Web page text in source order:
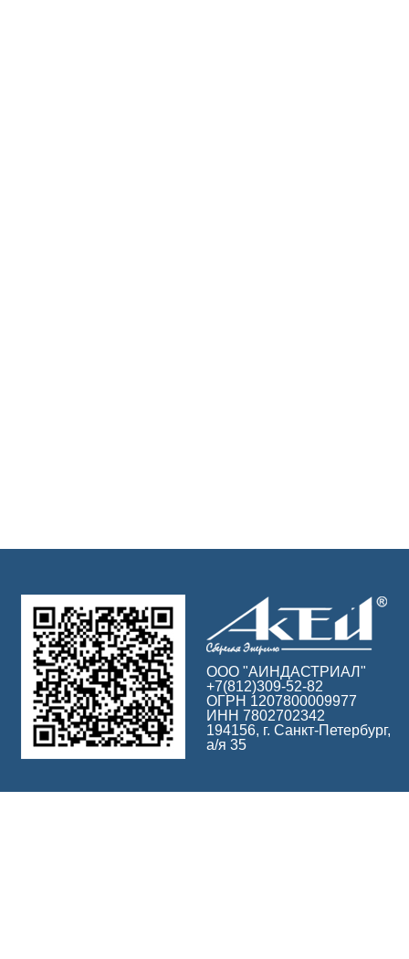
ООО "АИНДАСТРИАЛ"
+7(812)309-52-82
ОГРН 1207800009977
ИНН 7802702342
194156, г. Санкт-Петербург,
а/я 35